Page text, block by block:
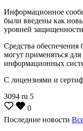
Информационное
были введены как
уровней
Средства
могут применяться
информационных
С лицензиями и
3094 ru 5
0
Последние новости